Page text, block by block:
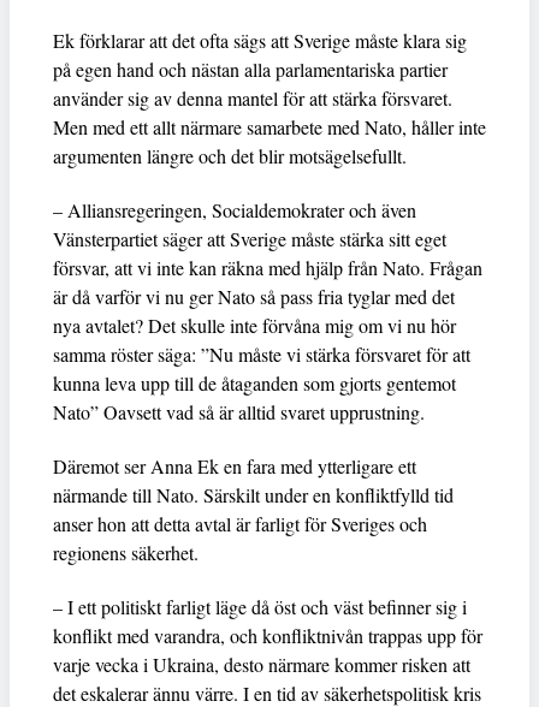
Ek förklarar att det ofta sägs att Sverige måste klara sig
på egen hand och nästan alla parlamentariska partier
använder sig av denna mantel för att stärka försvaret.
Men med ett allt närmare samarbete med Nato, håller inte
argumenten längre och det blir motsägelsefullt.
– Alliansregeringen, Socialdemokrater och även
Vänsterpartiet säger att Sverige måste stärka sitt eget
försvar, att vi inte kan räkna med hjälp från Nato. Frågan
är då varför vi nu ger Nato så pass fria tyglar med det
nya avtalet? Det skulle inte förvåna mig om vi nu hör
samma röster säga: ”Nu måste vi stärka försvaret för att
kunna leva upp till de åtaganden som gjorts gentemot
Nato” Oavsett vad så är alltid svaret upprustning.
Däremot ser Anna Ek en fara med ytterligare ett
närmande till Nato. Särskilt under en konfliktfylld tid
anser hon att detta avtal är farligt för Sveriges och
regionens säkerhet.
– I ett politiskt farligt läge då öst och väst befinner sig i
konflikt med varandra, och konfliktnivån trappas upp för
varje vecka i Ukraina, desto närmare kommer risken att
det eskalerar ännu värre. I en tid av säkerhetspolitisk kris